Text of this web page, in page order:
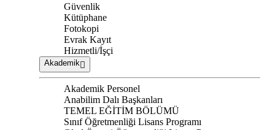
Güvenlik
Kütüphane
Fotokopi
Evrak Kayıt
Hizmetli/İşçi
Akademik
Akademik Personel
Anabilim Dalı Başkanları
TEMEL EĞİTİM BÖLÜMÜ
Sınıf Öğretmenliği Lisans Programı